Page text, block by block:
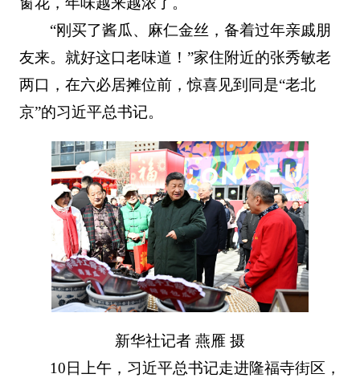
“刚买了酱瓜、麻仁金丝，备着过年亲戚朋
友来。就好这口老味道！”家住附近的张秀敏老
两口，在六必居摊位前，惊喜见到同是“老北
京”的习近平总书记。
新华社记者 燕雁 摄
10日上午，习近平总书记走进隆福寺街区，